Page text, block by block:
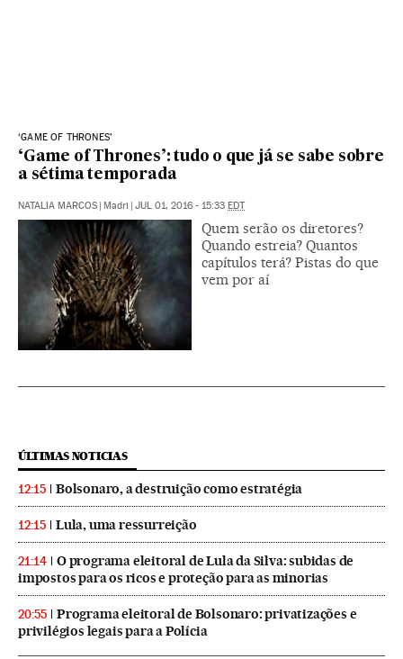
‘GAME OF THRONES’
‘Game of Thrones’: tudo o que já se sabe sobre
a sétima temporada
NATALIA MARCOS | Madri | JUL 01, 2016 - 15:33 EDT
Quem serão os diretores?
Quando estreia? Quantos
capítulos terá? Pistas do que
vem por aí
ÚLTIMAS NOTICIAS
12:15 Bolsonaro, a destruição como estratégia
12:15 Lula, uma ressurreição
21:14
O programa eleitoral de Lula da Silva: subidas de
impostos para os ricos e proteção para as minorias
20:55
Programa eleitoral de Bolsonaro: privatizações e
privilégios legais para a Polícia